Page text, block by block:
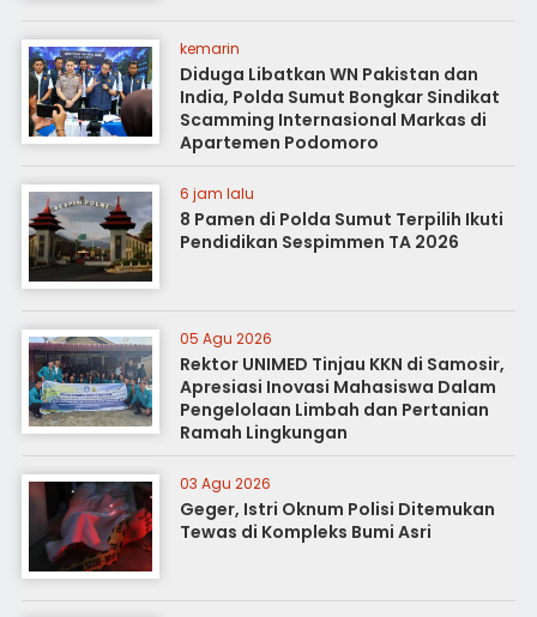
kemarin
Diduga Libatkan WN Pakistan dan
India, Polda Sumut Bongkar Sindikat
Scamming Internasional Markas di
Apartemen Podomoro
6 jam lalu
8 Pamen di Polda Sumut Terpilih Ikuti
Pendidikan Sespimmen TA 2026
05 Agu 2026
Rektor UNIMED Tinjau KKN di Samosir,
Apresiasi Inovasi Mahasiswa Dalam
Pengelolaan Limbah dan Pertanian
Ramah Lingkungan
03 Agu 2026
Geger, Istri Oknum Polisi Ditemukan
Tewas di Kompleks Bumi Asri